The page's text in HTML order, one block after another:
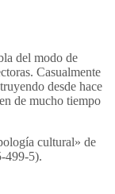
del modo de
Casualmente
desde hace
de mucho tiempo
cultural» de
499-5).